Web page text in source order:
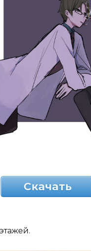
Скачать